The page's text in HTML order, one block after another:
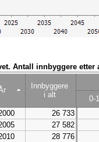
Antall innbyggere etter
Innbyggere
i alt
0-
26 733
27 582
28 776